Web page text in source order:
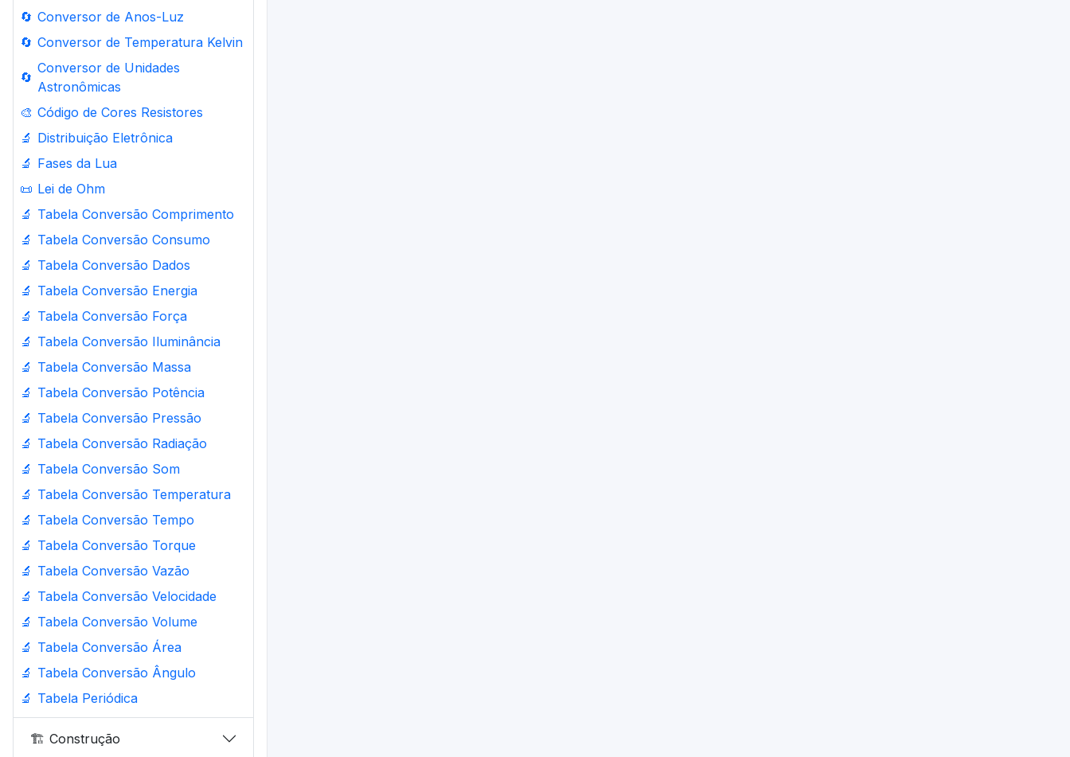
🔄 Conversor de Anos-Luz
🔄 Conversor de Temperatura Kelvin
🔄
Conversor de Unidades
Astronômicas
🎨 Código de Cores Resistores
🔬 Distribuição Eletrônica
🔬 Fases da Lua
📜 Lei de Ohm
🔬 Tabela Conversão Comprimento
🔬 Tabela Conversão Consumo
🔬 Tabela Conversão Dados
🔬 Tabela Conversão Energia
🔬 Tabela Conversão Força
🔬 Tabela Conversão Iluminância
🔬 Tabela Conversão Massa
🔬 Tabela Conversão Potência
🔬 Tabela Conversão Pressão
🔬 Tabela Conversão Radiação
🔬 Tabela Conversão Som
🔬 Tabela Conversão Temperatura
🔬 Tabela Conversão Tempo
🔬 Tabela Conversão Torque
🔬 Tabela Conversão Vazão
🔬 Tabela Conversão Velocidade
🔬 Tabela Conversão Volume
🔬 Tabela Conversão Área
🔬 Tabela Conversão Ângulo
🔬 Tabela Periódica
🏗️ Construção